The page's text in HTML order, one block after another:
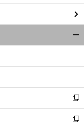
し
い
ウ
ィ
ン
ウ
開
く
新
し
い
新